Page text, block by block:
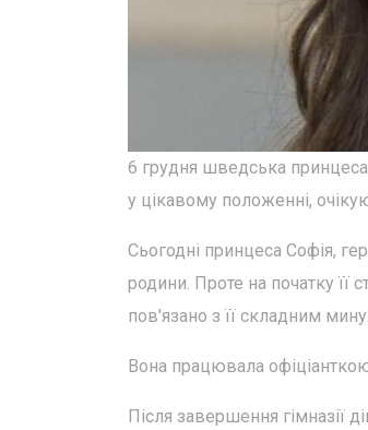
6 грудня шведська
у цікавому положенні,
Сьогодні принцеса Софія,
родини. Проте на початку її
пов'язано з її складним
Вона працювала
Після завершення гімназії